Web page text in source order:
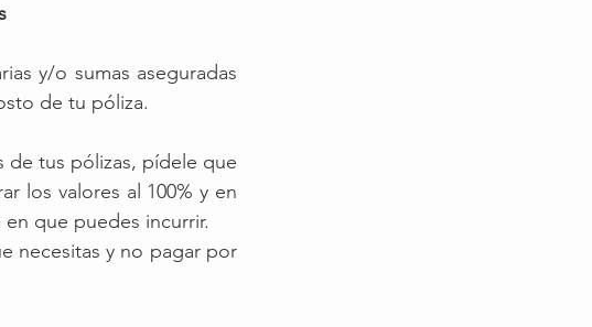
y/o sumas aseguradas
de tu póliza.
de tus pólizas, pídele que
los valores al 100% y en
que puedes incurrir.
necesitas y no pagar por